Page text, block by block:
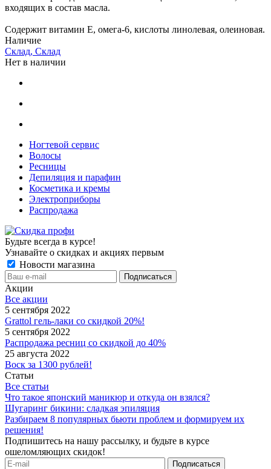
входящих в состав масла.
Содержит витамин Е, омега-6, кислоты линолевая, олеиновая.
Наличие
Склад, Склад
Нет в наличии
Ногтевой сервис
Волосы
Ресницы
Депиляция и парафин
Косметика и кремы
Электроприборы
Распродажа
Будьте всегда в курсе!
Узнавайте о скидках и акциях первым
Новости магазина
Акции
Все акции
5 сентября 2022
Grattol гель-лаки со скидкой 20%!
5 сентября 2022
Распродажа ресниц со скидкой до 40%
25 августа 2022
Воск за 1300 рублей!
Статьи
Все статьи
Что такое японский маникюр и откуда он взялся?
Шугаринг бикини: сладкая эпиляция
Разбираем 8 популярных бьюти проблем и формируем их
решения!
Подпишитесь на нашу рассылку, и будьте в курсе
ошеломляющих скидок!